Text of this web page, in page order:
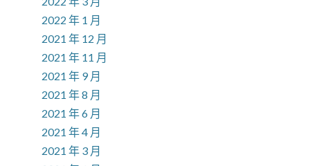
2022 年 1 月
2021 年 12 月
2021 年 11 月
2021 年 9 月
2021 年 8 月
2021 年 6 月
2021 年 4 月
2021 年 3 月